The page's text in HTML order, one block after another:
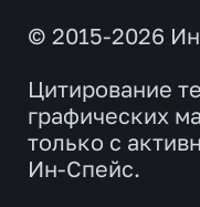
© 2015-2026
Цитирование
графических
только с
Ин-Спейс.